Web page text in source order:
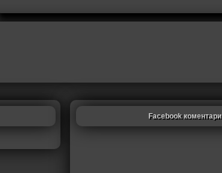
Facebook коментари